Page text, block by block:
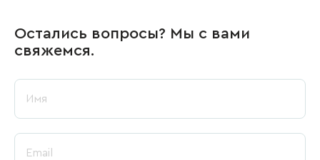
Остались вопросы? Мы с вами
свяжемся.